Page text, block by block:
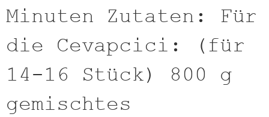
Minuten Zutaten: Für
die Cevapcici: (für
14-16 Stück) 800 g
gemischtes